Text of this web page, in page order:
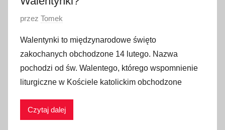
O
u
b
l
i
w
przez Tomek
Walentynki to międzynarodowe święto
zakochanych obchodzone 14 lutego. Nazwa
pochodzi od św. Walentego, którego wspomnienie
liturgiczne w Kościele katolickim obchodzone
Czytaj dalej